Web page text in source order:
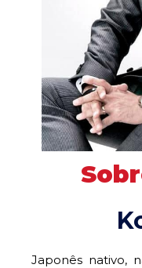
Japonês nativo,